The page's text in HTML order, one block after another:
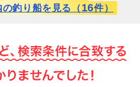
の釣り船を見る（16件）